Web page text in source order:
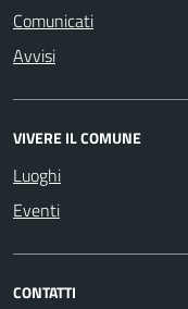
Comunicati
Avvisi
VIVERE IL COMUNE
Luoghi
Eventi
CONTATTI